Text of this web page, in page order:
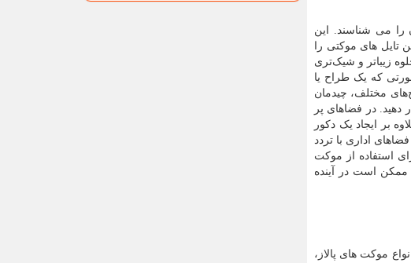
را می شناسند. این
تایل های موکتی را
زیباتر و شیک‌تری
که یک طراح یا
مختلف، چیدمان
دهید. در فضاهای پر
بر ایجاد یک دکور
اداری با تردد
استفاده از موکت
ممکن است در آینده
موکت های پالاز،